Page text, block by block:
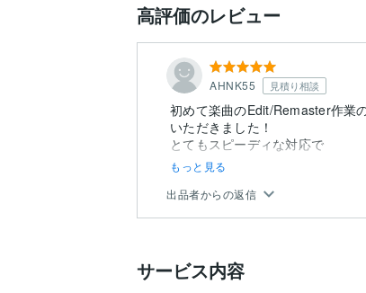
高評価のレビュー
AHNK55 見積り相談
初めて楽曲のEdit/Remaster作業
いただきました！
とてもスピーディな対応で
もっと見る
出品者からの返信
サービス内容